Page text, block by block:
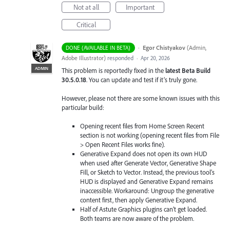
Not at all
Important
Critical
DONE (AVAILABLE IN BETA) ·
ADMIN
Egor Chistyakov (Admin,
Adobe Illustrator) responded · Apr 20, 2026
This problem is reportedly fixed in thelatest Beta Build
30.5.0.18. You can update and test if it’s truly gone.
However, please not there are some known issues with this
particular build:
Opening recent files from Home Screen Recent
section is not working (opening recent files from File
> Open Recent Files works fine).
Generative Expand does not open its own HUD
when used after Generate Vector, Generative Shape
Fill, or Sketch to Vector. Instead, the previous tool's
HUD is displayed and Generative Expand remains
inaccessible. Workaround: Ungroup the generative
content first, then apply Generative Expand.
Half of Astute Graphics plugins can’t get loaded.
Both teams are now aware of the problem.